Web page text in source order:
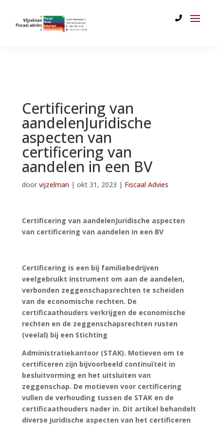
Certificering van
aandelenJuridische
aspecten van
certificering van
aandelen in een BV
door vijzelman| okt 31, 2023 | Fiscaal Advies
Certificering van aandelenJuridische aspecten
van certificering van aandelen in een BV
Certificering is een bij familiebedrijven
veelgebruikt instrument om aan de aandelen,
verbonden zeggenschapsrechten te scheiden
van de economische rechten. De
certificaathouders verkrijgen de economische
rechten en de zeggenschapsrechten rusten
(veelal) bij een Stichting
Administratiekantoor (STAK). Motieven om te
certificeren zijn bijvoorbeeld continuïteit in
besluitvorming en het uitsluiten van
zeggenschap. De motieven voor certificering
vullen de verhouding tussen de STAK en de
certificaathouders nader in. Dit artikel behandelt
diverse juridische aspecten van het certificeren